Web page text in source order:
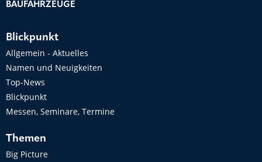
BAUFAHRZEUGE
Blickpunkt
Allgemein - Aktuelles
Namen und Neuigkeiten
Top-News
Blickpunkt
Messen, Seminare, Termine
Themen
Big Picture